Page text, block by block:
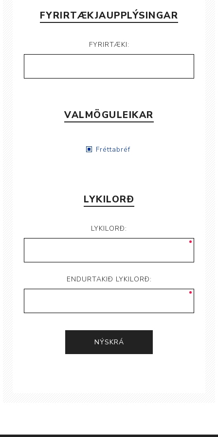
FYRIRTÆKJAUPPLÝSINGAR
FYRIRTÆKI:
VALMÖGULEIKAR
Fréttabréf
LYKILORÐ
LYKILORÐ:
ENDURTAKIÐ LYKILORÐ: